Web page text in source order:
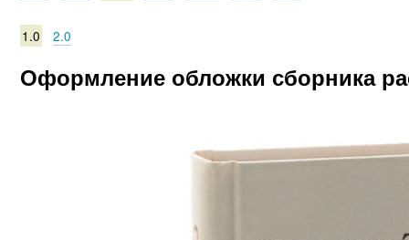
1.0 2.0
Оформление обложки сборника